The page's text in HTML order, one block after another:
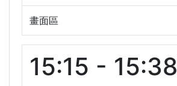
畫面區
15:15 - 15:38